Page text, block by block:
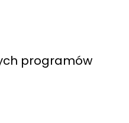
programów